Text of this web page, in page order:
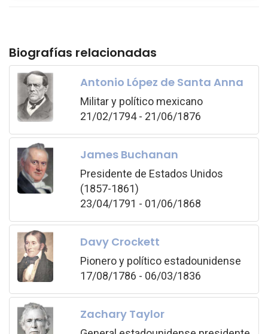
Biografías relacionadas
Antonio López de Santa Anna
Militar y político mexicano
21/02/1794 - 21/06/1876
James Buchanan
Presidente de Estados Unidos
(1857-1861)
23/04/1791 - 01/06/1868
Davy Crockett
Pionero y político estadounidense
17/08/1786 - 06/03/1836
Zachary Taylor